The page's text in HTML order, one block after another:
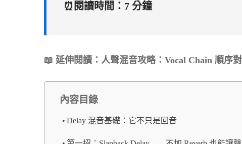
⏰閱讀時間：7 分鐘
📖 延伸閱讀： 人聲混音攻略：Vocal Chain 順序
內容目錄
Delay 混音基礎：它不只是回音